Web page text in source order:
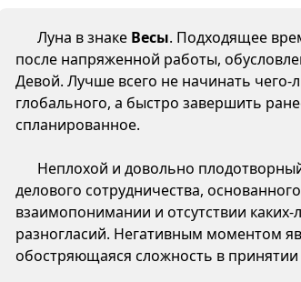
Луна в знаке Весы. Подходящее
после напряженной работы,
Девой. Лучше всего не начинать чего-
глобального, а быстро завершить
спланированное.
Неплохой и довольно
делового сотрудничества,
взаимопонимании и отсутствии каких-
разногласий. Негативным моментом
обостряющаяся сложность в